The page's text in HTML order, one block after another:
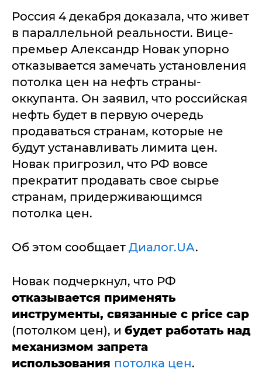
Россия 4 декабря доказала, что живет
в параллельной реальности. Вице-
премьер Александр Новак упорно
отказывается замечать установления
потолка цен на нефть страны-
оккупанта. Он заявил, что российская
нефть будет в первую очередь
продаваться странам, которые не
будут устанавливать лимита цен.
Новак пригрозил, что РФ вовсе
прекратит продавать свое сырье
странам, придерживающимся
потолка цен.
Об этом сообщает Диалог.UA.
Новак подчеркнул, что РФ
отказывается применять
инструменты, связанные с price cap
(потолком цен), и будет работать над
механизмом запрета
использования потолка цен.